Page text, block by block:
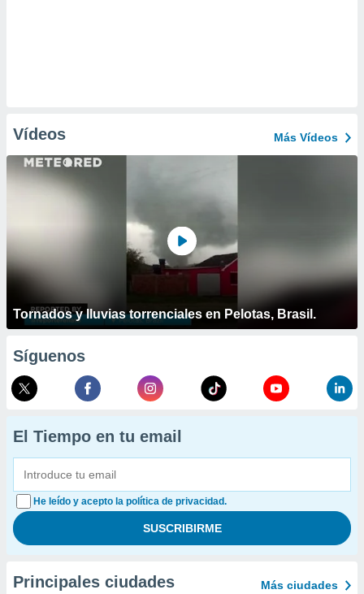
Vídeos Más Vídeos
Tornados y lluvias torrenciales en Pelotas, Brasil.
Síguenos
El Tiempo en tu email
He leído y acepto la política de privacidad.
Principales ciudades Más ciudades